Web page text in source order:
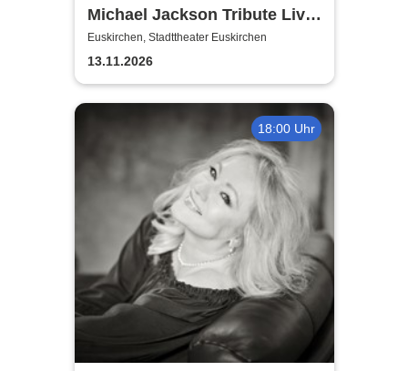
Michael Jackson Tribute Live
Experience
Euskirchen, Stadttheater Euskirchen
13.11.2026
18:00 Uhr